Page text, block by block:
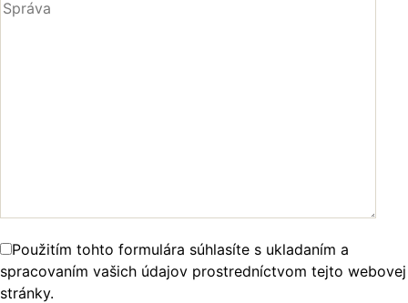
Použitím tohto formulára súhlasíte s ukladaním a
spracovaním vašich údajov prostredníctvom tejto webovej
stránky.